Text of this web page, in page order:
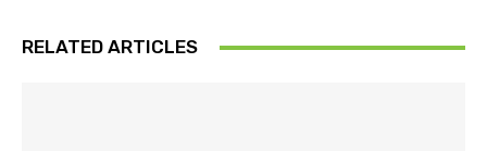
RELATED ARTICLES